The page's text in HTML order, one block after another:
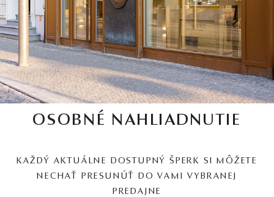
OSOBNÉ NAHLIADNUTIE
KAŽDÝ AKTUÁLNE DOSTUPNÝ ŠPERK SI MÔŽETE
NECHAŤ PRESUNÚŤ DO VAMI VYBRANEJ
PREDAJNE